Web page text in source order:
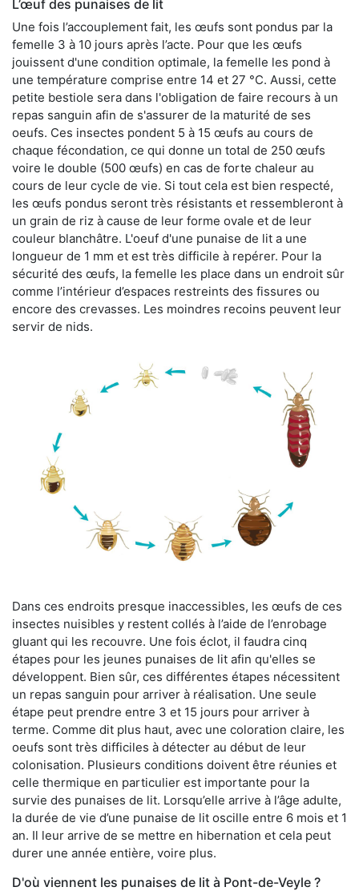
L’œuf des punaises de lit
Une fois l’accouplement fait, les œufs sont pondus par la
femelle 3 à 10 jours après l’acte. Pour que les œufs
jouissent d'une condition optimale, la femelle les pond à
une température comprise entre 14 et 27 °C. Aussi, cette
petite bestiole sera dans l'obligation de faire recours à un
repas sanguin afin de s'assurer de la maturité de ses
oeufs. Ces insectes pondent 5 à 15 œufs au cours de
chaque fécondation, ce qui donne un total de 250 œufs
voire le double (500 œufs) en cas de forte chaleur au
cours de leur cycle de vie. Si tout cela est bien respecté,
les œufs pondus seront très résistants et ressembleront à
un grain de riz à cause de leur forme ovale et de leur
couleur blanchâtre. L'oeuf d'une punaise de lit a une
longueur de 1 mm et est très difficile à repérer. Pour la
sécurité des œufs, la femelle les place dans un endroit sûr
comme l’intérieur d’espaces restreints des fissures ou
encore des crevasses. Les moindres recoins peuvent leur
servir de nids.
Dans ces endroits presque inaccessibles, les œufs de ces
insectes nuisibles y restent collés à l’aide de l’enrobage
gluant qui les recouvre. Une fois éclot, il faudra cinq
étapes pour les jeunes punaises de lit afin qu'elles se
développent. Bien sûr, ces différentes étapes nécessitent
un repas sanguin pour arriver à réalisation. Une seule
étape peut prendre entre 3 et 15 jours pour arriver à
terme. Comme dit plus haut, avec une coloration claire, les
oeufs sont très difficiles à détecter au début de leur
colonisation. Plusieurs conditions doivent être réunies et
celle thermique en particulier est importante pour la
survie des punaises de lit. Lorsqu’elle arrive à l’âge adulte,
la durée de vie d’une punaise de lit oscille entre 6 mois et 1
an. Il leur arrive de se mettre en hibernation et cela peut
durer une année entière, voire plus.
D'où viennent les punaises de lit à Pont-de-Veyle ?